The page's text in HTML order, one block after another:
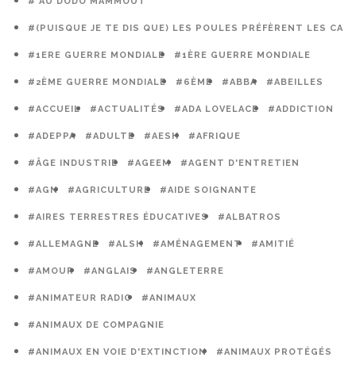
#(PUISQUE JE TE DIS QUE) LES POULES PRÉFÈRENT LES
#1ERE GUERRE MONDIALE #1ÈRE GUERRE MONDIALE
#2ÈME GUERRE MONDIALE #6ÈME #ABBA #ABEILLES
#ACCUEIL #ACTUALITÉS #ADA LOVELACE #ADDICTION
#ADEPPA #ADULTE #AESH #AFRIQUE
#ÂGE INDUSTRIE #AGEEM #AGENT D'ENTRETIEN
#AGN #AGRICULTURE #AIDE SOIGNANTE
#AIRES TERRESTRES ÉDUCATIVES #ALBATROS
#ALLEMAGNE #ALSH #AMÉNAGEMENT #AMITIÉ
#AMOUR #ANGLAIS #ANGLETERRE
#ANIMATEUR RADIO #ANIMAUX
#ANIMAUX DE COMPAGNIE
#ANIMAUX EN VOIE D'EXTINCTION #ANIMAUX PROTÉGÉS